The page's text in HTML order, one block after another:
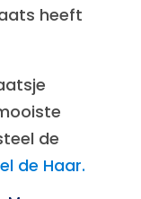
heeft
de
de Haar.